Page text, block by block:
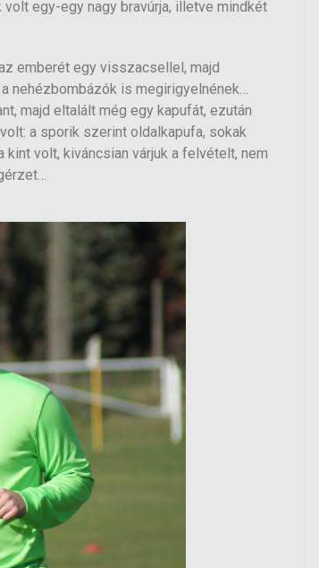
egy-egy nagy bravúrja, illetve mindkét
emberét egy visszacsellel, majd
nehézbombázók is megirigyelnének…
majd eltalált még egy kapufát, ezután
a sporik szerint oldalkapufa, sokak
volt, kiváncsian várjuk a felvételt, nem